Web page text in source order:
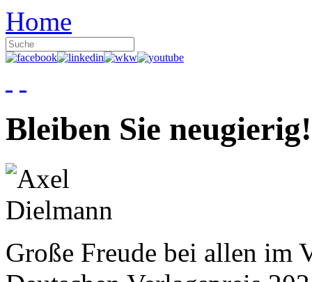
Home
Bleiben Sie neugierig!
Große Freude bei allen im